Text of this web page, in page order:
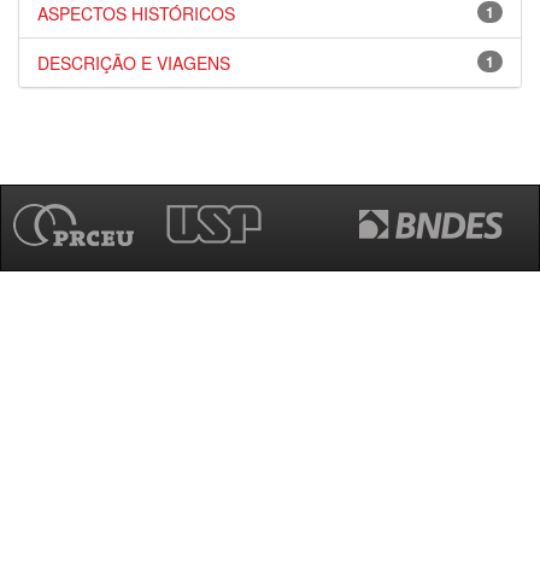
1
ASPECTOS HISTÓRICOS
1
DESCRIÇÃO E VIAGENS